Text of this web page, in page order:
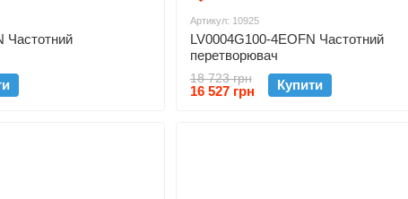
Частотний
Артикул: 10925
LV0004G100-4EOFN Частотний
перетворювач
18 723 грн
16 527 грн Купити